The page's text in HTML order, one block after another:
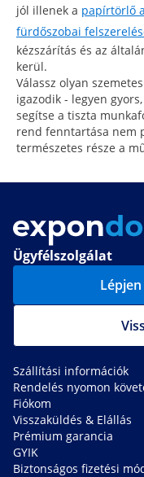
jól illenek a papírtörlő
fürdőszobai
kézszárítás és az
kerül.
Válassz olyan
igazodik - legyen
segítse a tiszta
rend fenntartása nem
természetes része a
Ügyfélszolgálat
Szállítási információk
Rendelés nyomon
Fiókom
Visszaküldés & Elállás
Prémium garancia
GYIK
Biztonságos fizetési